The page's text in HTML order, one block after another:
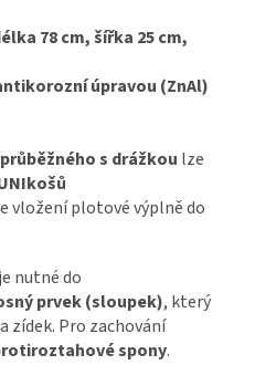
78 cm, šířka 25 cm,
úpravou (ZnAl)
s drážkou lze
vložení plotové výplně do
je nutné do
prvek (sloupek), který
zídek. Pro zachování
spony.